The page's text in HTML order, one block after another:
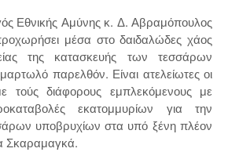
Εθνικής Αμύνης κ. Δ. Αβραμόπουλος
μέσα στο δαιδαλώδες χάος
της κατασκευής των τεσσάρων
παρελθόν. Είναι ατελείωτες οι
τούς διάφορους εμπλεκόμενους με
εκατομμυρίων για την
υποβρυχίων στα υπό ξένη πλέον
Σκαραμαγκά.